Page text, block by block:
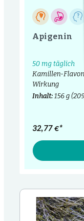
Apigenin
50 mg täglich
Kamillen-
Wirkung
Inhalt:156 g
32,77 €*